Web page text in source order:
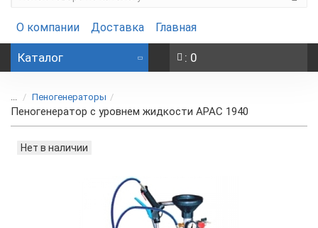
О компании Доставка Главная
Каталог : 0
... Пеногенераторы
Пеногенератор с уровнем жидкости APAC 1940
Нет в наличии